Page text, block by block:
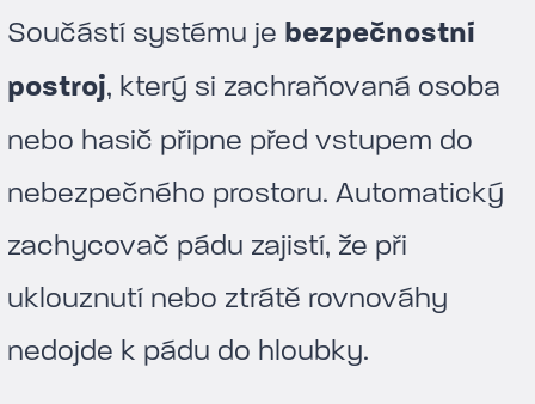
Součástí systému je bezpečnostní
postroj, který si zachraňovaná osoba
nebo hasič připne před vstupem do
nebezpečného prostoru. Automatický
zachycovač pádu zajistí, že při
uklouznutí nebo ztrátě rovnováhy
nedojde k pádu do hloubky.